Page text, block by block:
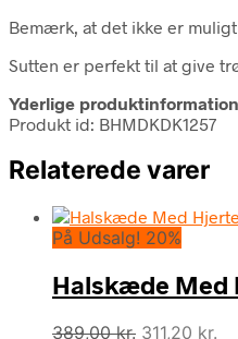
Bemærk, at det ikke er
Sutten er perfekt til at give
Yderlige
Produkt id: BHMDKDK1257
Relaterede varer
På Udsalg! 20%
Halskæde Med
389,00kr. Den
311,20 kr.